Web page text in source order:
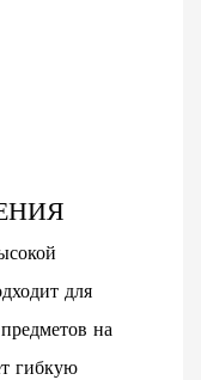
для
на
гибкую